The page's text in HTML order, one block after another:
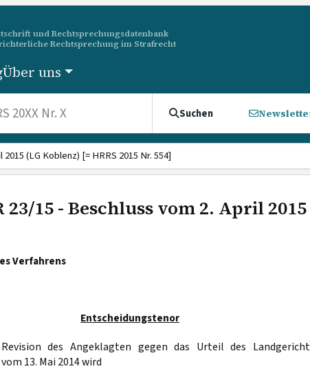
und Rechtsprechungsdatenbank
Rechtsprechung im Strafrecht
Über uns
Suchen
2015 (LG Koblenz) [= HRRS 2015 Nr. 554]
23/15 - Beschluss vom 2. April 2015
Verfahrens
Entscheidungstenor
des Angeklagten gegen das Urteil des
13. Mai 2014 wird